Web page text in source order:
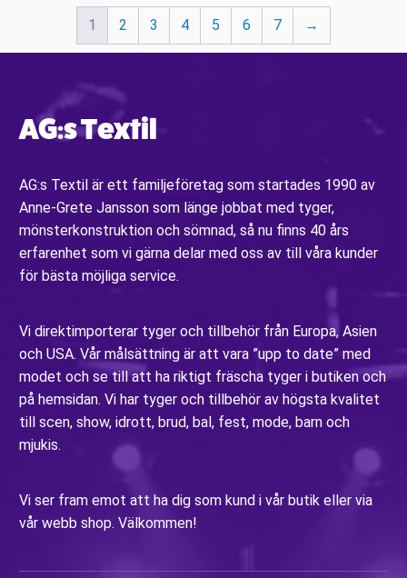
1 2 3 4 5 6 7 →
AG:s Textil
AG:s Textil är ett familjeföretag som startades 1990 av
Anne-Grete Jansson som länge jobbat med tyger,
mönsterkonstruktion och sömnad, så nu finns 40 års
erfarenhet som vi gärna delar med oss av till våra kunder
för bästa möjliga service.
Vi direktimporterar tyger och tillbehör från Europa, Asien
och USA. Vår målsättning är att vara ”upp to date” med
modet och se till att ha riktigt fräscha tyger i butiken och
på hemsidan. Vi har tyger och tillbehör av högsta kvalitet
till scen, show, idrott, brud, bal, fest, mode, barn och
mjukis.
Vi ser fram emot att ha dig som kund i vår butik eller via
vår webb shop. Välkommen!